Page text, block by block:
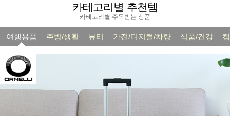
카테고리별 추천템
카테고리별 주목받는 상품
여행용품 주방/생활 뷰티 가전/디지털/차량 식품/건강